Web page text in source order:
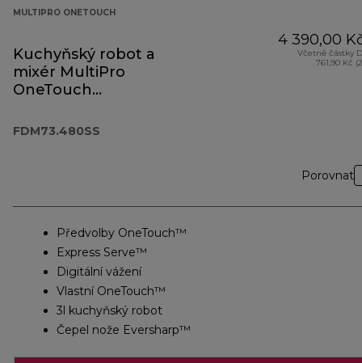
MULTIPRO ONETOUCH
Kuchyňský robot a
mixér MultiPro
OneTouch
FDM73.480SS
4 390,00
Včetně částky
761,90 Kč
Porovnat
Předvolby OneTouch™
Express Serve™
Digitální vážení
Vlastní OneTouch™
3l kuchyňský robot
Čepel nože Eversharp™